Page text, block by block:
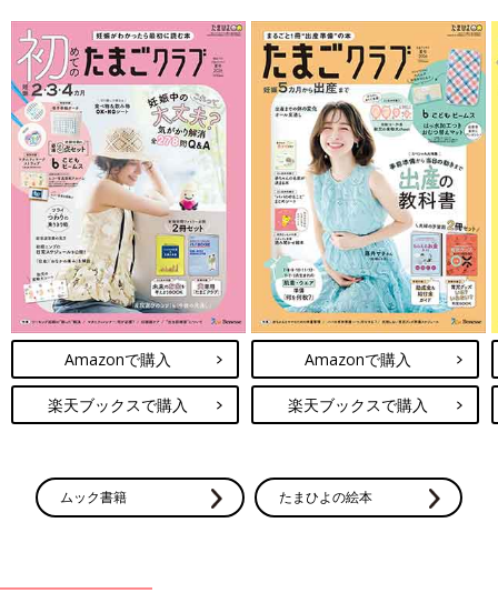
Amazonで購入
楽天ブックスで購入
Amazonで購入
楽天ブックスで購入
ムック書籍 たまひよの絵本